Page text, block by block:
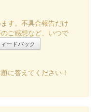
水無月） 2025年版
す。不具合報告だけ
ご感想など、いつで
ードバック
に答えてください！